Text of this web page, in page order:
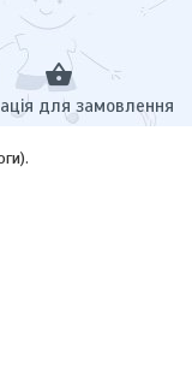
для замовлення